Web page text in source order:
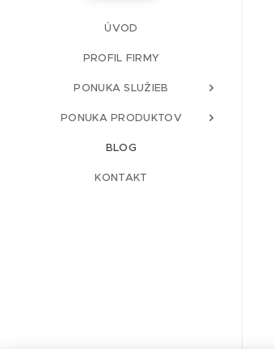
ÚVOD
PROFIL FIRMY
PONUKA SLUŽIEB
PONUKA PRODUKTOV
BLOG
KONTAKT